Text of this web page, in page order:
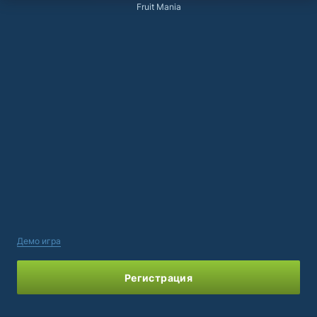
Fruit Mania
Демо игра
Регистрация